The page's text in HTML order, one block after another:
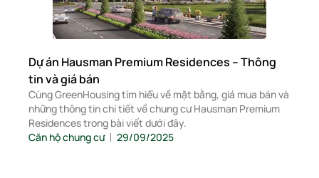
Dự án Hausman Premium Residences – Thông
tin và giá bán
Cùng GreenHousing tìm hiểu về mặt bằng, giá mua bán và
những thông tin chi tiết về chung cư Hausman Premium
Residences trong bài viết dưới đây.
Căn hộ chung cư
29/09/2025